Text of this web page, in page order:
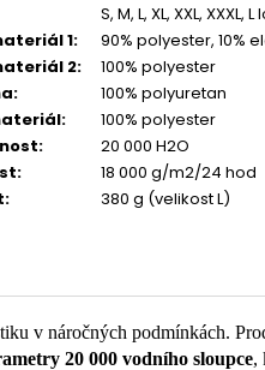
S, M, L, XL, XXL, XXXL,
1:
90% polyester, 10%
2:
100% polyester
:
100% polyuretan
:
100% polyester
:
20 000 H2O
:
18 000 g/m2/24 hod
: 380 g (velikost L)
v náročných podmínkách.
20 000 vodního sloupce,